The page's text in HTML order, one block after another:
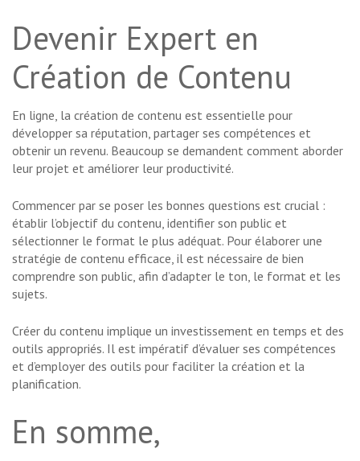
Devenir Expert en
Création de Contenu
En ligne, la création de contenu est essentielle pour
développer sa réputation, partager ses compétences et
obtenir un revenu. Beaucoup se demandent comment aborder
leur projet et améliorer leur productivité.
Commencer par se poser les bonnes questions est crucial :
établir l’objectif du contenu, identifier son public et
sélectionner le format le plus adéquat. Pour élaborer une
stratégie de contenu efficace, il est nécessaire de bien
comprendre son public, afin d’adapter le ton, le format et les
sujets.
Créer du contenu implique un investissement en temps et des
outils appropriés. Il est impératif d’évaluer ses compétences
et d’employer des outils pour faciliter la création et la
planification.
En somme,